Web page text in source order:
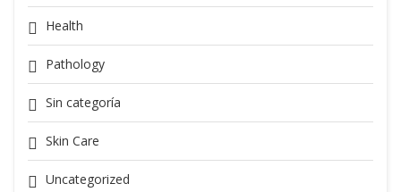
Health
Pathology
Sin categoría
Skin Care
Uncategorized